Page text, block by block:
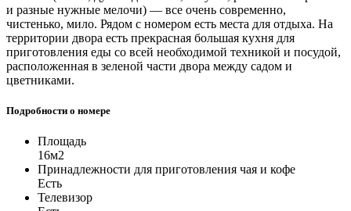
и разные нужные мелочи) — все очень современно,
чистенько, мило. Рядом с номером есть места для отдыха. На
территории двора есть прекрасная большая кухня для
приготовления еды со всей необходимой техникой и посудой,
расположенная в зеленой части двора между садом и
цветниками.
Подробности о номере
Площадь
16м2
Принадлежности для приготовления чая и кофе
Есть
Телевизор